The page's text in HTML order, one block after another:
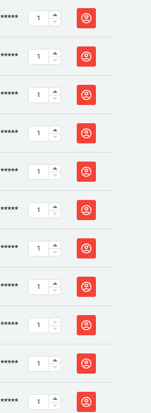
*****
*****
*****
*****
*****
*****
*****
*****
*****
*****
*****